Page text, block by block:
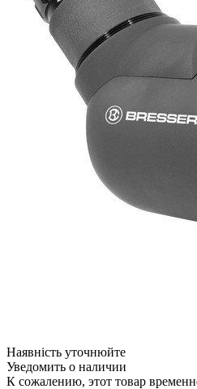
Наявність уточнюйте
Уведомить о наличии
К сожалению, этот товар